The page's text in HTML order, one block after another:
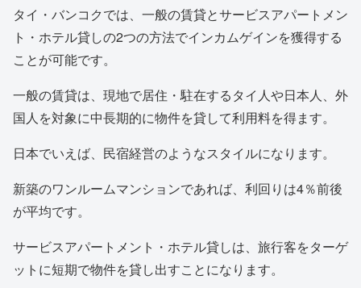
タイ・バンコクでは、一般の賃貸とサービスアパートメン
ト・ホテル貸しの2つの方法でインカムゲインを獲得する
ことが可能です。
一般の賃貸は、現地で居住・駐在するタイ人や日本人、外
国人を対象に中長期的に物件を貸して利用料を得ます。
日本でいえば、民宿経営のようなスタイルになります。
新築のワンルームマンションであれば、利回りは4％前後
が平均です。
サービスアパートメント・ホテル貸しは、旅行客をターゲ
ットに短期で物件を貸し出すことになります。